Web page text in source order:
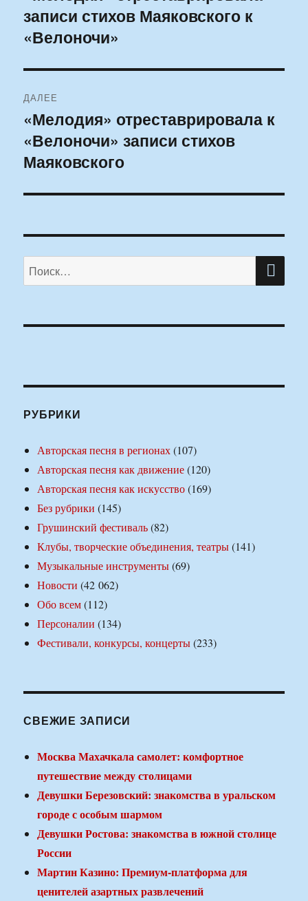
записям
запись:
записи стихов Маяковского к
«Велоночи»
ДАЛЕЕ
Следующая
запись:
«Мелодия» отреставрировала к
«Велоночи» записи стихов
Маяковского
Искать:
РУБРИКИ
Авторская песня в регионах(107)
Авторская песня как движение(120)
Авторская песня как искусство(169)
Без рубрики (145)
Грушинский фестиваль(82)
Клубы, творческие объединения, театры(141)
Музыкальные инструменты(69)
Новости (42 062)
Обо всем(112)
Персоналии (134)
Фестивали, конкурсы, концерты(233)
СВЕЖИЕ ЗАПИСИ
Москва Махачкала самолет: комфортное
путешествие между столицами
Девушки Березовский: знакомства в уральском
городе с особым шармом
Девушки Ростова: знакомства в южной столице
России
Мартин Казино: Премиум-платформа для
ценителей азартных развлечений